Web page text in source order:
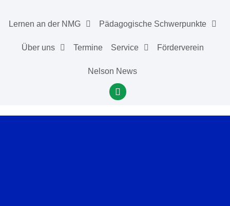
Lernen an der NMG Pädagogische Schwerpunkte
Über uns Termine Service Förderverein
Nelson News